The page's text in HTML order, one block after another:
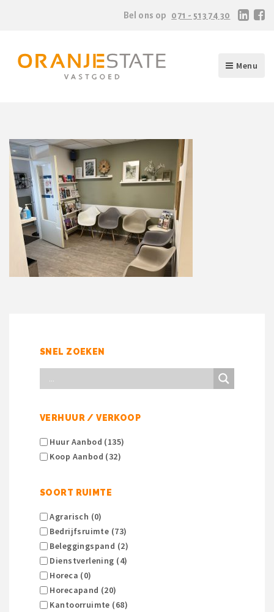
Bel ons op 071 - 513 74 30
Menu
SNEL ZOEKEN
VERHUUR / VERKOOP
Huur Aanbod (135)
Koop Aanbod (32)
SOORT RUIMTE
Agrarisch (0)
Bedrijfsruimte (73)
Beleggingspand (2)
Dienstverlening (4)
Horeca (0)
Horecapand (20)
Kantoorruimte (68)